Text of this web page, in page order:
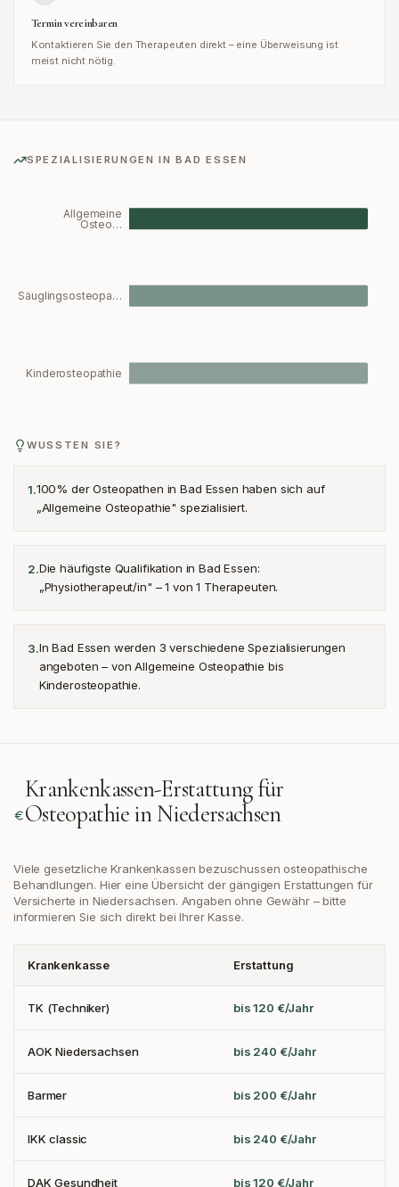
Termin vereinbaren
Kontaktieren Sie den Therapeuten direkt – eine Überweisung ist
meist nicht nötig.
SPEZIALISIERUNGEN INBAD ESSEN
Allgemeine
Osteo…
Säuglingsosteopa…
Kinderosteopathie
WUSSTEN SIE?
1.100% der Osteopathen in Bad Essen haben sich auf
„Allgemeine Osteopathie" spezialisiert.
2.Die häufigste Qualifikation in Bad Essen:
„Physiotherapeut/in" – 1 von 1 Therapeuten.
3.In Bad Essen werden 3 verschiedene Spezialisierungen
angeboten – von Allgemeine Osteopathie bis
Kinderosteopathie.
Krankenkassen-Erstattung für
Osteopathie inNiedersachsen
Viele gesetzliche Krankenkassen bezuschussen osteopathische
Behandlungen. Hier eine Übersicht der gängigen Erstattungen für
Versicherte in Niedersachsen. Angaben ohne Gewähr – bitte
informieren Sie sich direkt bei Ihrer Kasse.
Krankenkasse Erstattung
TK (Techniker) bis 120 €/Jahr
AOK Niedersachsen bis 240 €/Jahr
Barmer bis 200 €/Jahr
IKK classic bis 240 €/Jahr
DAK Gesundheit bis 120 €/Jahr